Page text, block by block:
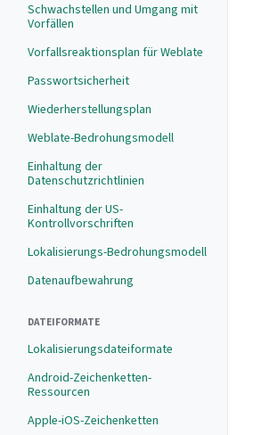
Schwachstellen und Umgang mit
Vorfällen
Vorfallsreaktionsplan für Weblate
Passwortsicherheit
Wiederherstellungsplan
Weblate-Bedrohungsmodell
Einhaltung der
Datenschutzrichtlinien
Einhaltung der US-
Kontrollvorschriften
Lokalisierungs-Bedrohungsmodell
Datenaufbewahrung
DATEIFORMATE
Lokalisierungsdateiformate
Android-Zeichenketten-
Ressourcen
Apple-iOS-Zeichenketten